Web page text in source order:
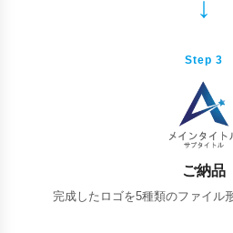
Step 3
ご納品
完成したロゴを5種類のファイル